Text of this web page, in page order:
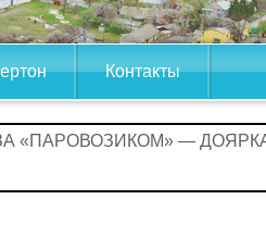
Контакты
«ПАРОВОЗИКОМ» —